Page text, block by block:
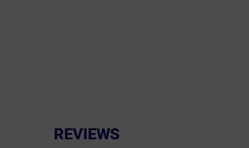
REVIEWS